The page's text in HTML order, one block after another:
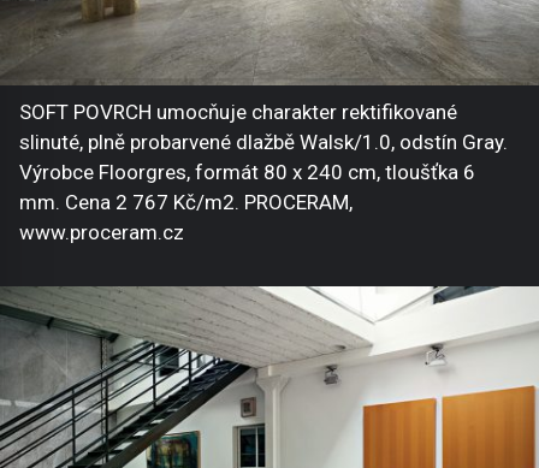
SOFT POVRCH umocňuje charakter rektifikované
slinuté, plně probarvené dlažbě Walsk/1.0, odstín Gray.
Výrobce Floorgres, formát 80 x 240 cm, tloušťka 6
mm. Cena 2 767 Kč/m2. PROCERAM,
www.proceram.cz